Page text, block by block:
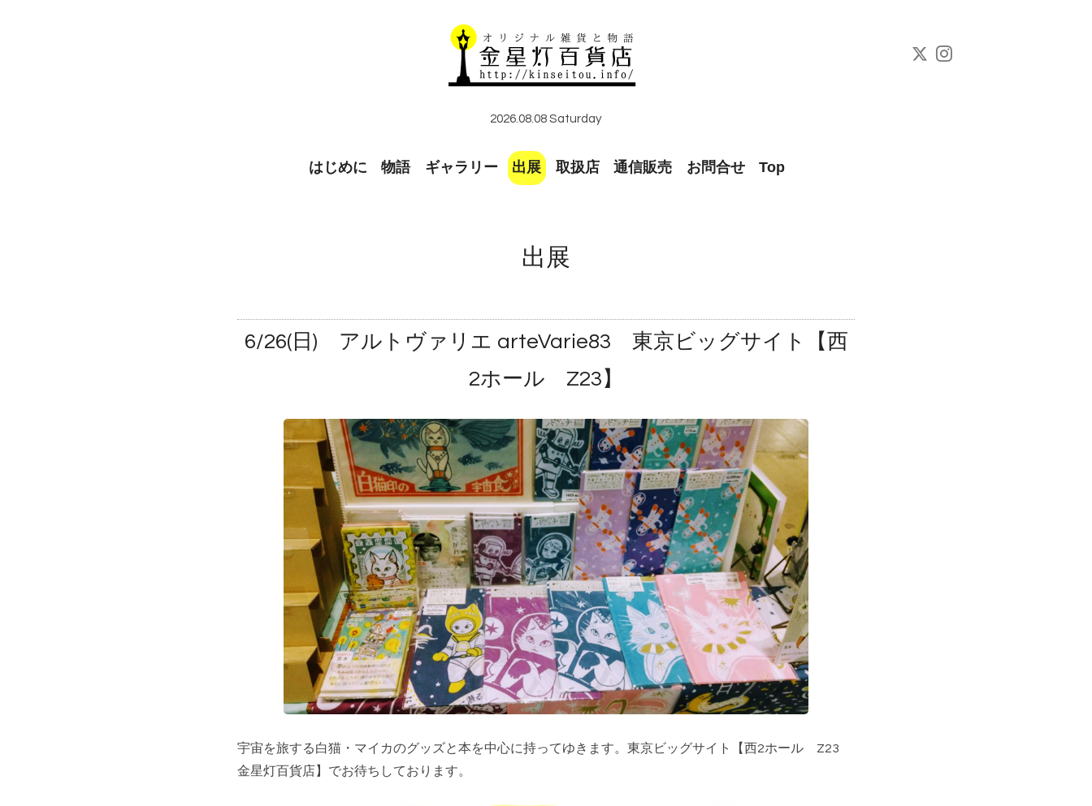
2026.08.08 Saturday
はじめに 物語 ギャラリー 出展 取扱店 通信販売 お問合せ Top
出展
6/26(日) アルトヴァリエ arteVarie83 東京ビッグサイト【西
2ホール Z23】
宇宙を旅する白猫・マイカのグッズと本を中心に持ってゆきます。東京ビッグサイト【西2ホール Z23
金星灯百貨店】でお待ちしております。